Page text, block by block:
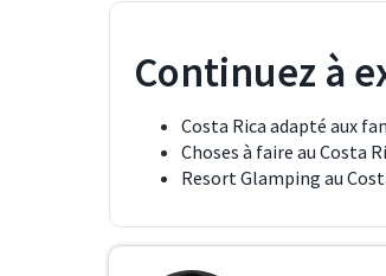
Continuez à
Costa Rica adapté aux
Choses à faire au Costa
Resort Glamping au